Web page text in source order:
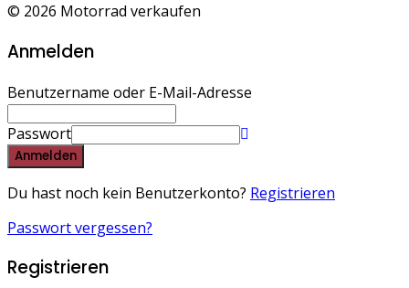
© 2026 Motorrad verkaufen
Anmelden
Benutzername oder E-Mail-Adresse
Passwort
Anmelden
Du hast noch kein Benutzerkonto? Registrieren
Passwort vergessen?
Registrieren